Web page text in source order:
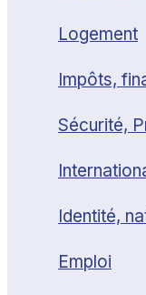
Logement
Impôts,
Sécurité,
Identité,
Emploi